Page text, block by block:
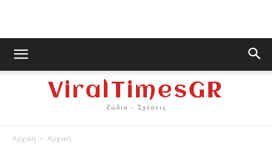
ViralTimesGR
Ζώδια - Σχέσεις
Αρχική Αρχική